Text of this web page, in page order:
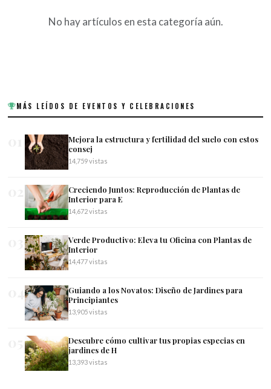
No hay artículos en esta categoría aún.
MÁS LEÍDOS DE EVENTOS Y CELEBRACIONES
Mejora la estructura y fertilidad del suelo con estos
consej
14,759 vistas
Creciendo Juntos: Reproducción de Plantas de
Interior para E
14,672 vistas
Verde Productivo: Eleva tu Oficina con Plantas de
Interior
14,477 vistas
Guiando a los Novatos: Diseño de Jardines para
Principiantes
13,905 vistas
Descubre cómo cultivar tus propias especias en
jardines de H
13,393 vistas